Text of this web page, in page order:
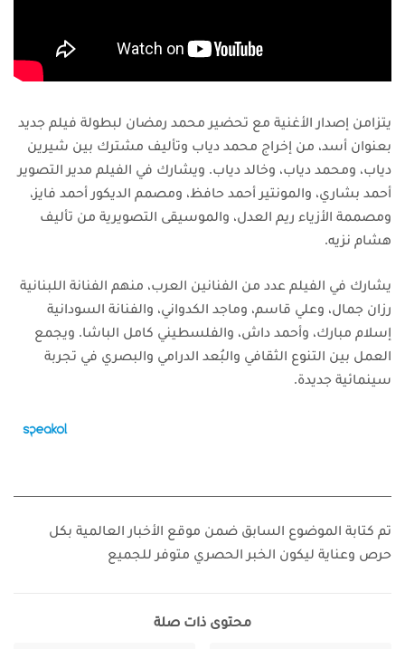
يتزامن إصدار الأغنية مع تحضير محمد رمضان لبطولة فيلم جديد
بعنوان أسد، من إخراج محمد دياب وتأليف مشترك بين شيرين
دياب، ومحمد دياب، وخالد دياب. ويشارك في الفيلم مدير التصوير
أحمد بشاري، والمونتير أحمد حافظ، ومصمم الديكور أحمد فايز،
ومصممة الأزياء ريم العدل، والموسيقى التصويرية من تأليف
هشام نزيه.
يشارك في الفيلم عدد من الفنانين العرب، منهم الفنانة اللبنانية
رزان جمال، وعلي قاسم، وماجد الكدواني، والفنانة السودانية
إسلام مبارك، وأحمد داش، والفلسطيني كامل الباشا. ويجمع
العمل بين التنوع الثقافي والبُعد الدرامي والبصري في تجربة
سينمائية جديدة.
تم كتابة الموضوع السابق ضمن موقع الأخبار العالمية بكل
حرص وعناية ليكون الخبر الحصري متوفر للجميع
محتوى ذات صلة